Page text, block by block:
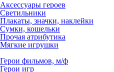
Аксессуары героев
Светильники
Плакаты, значки, наклейки
Сумки, кошельки
Прочая атрибутика
Мягкие игрушки
Герои фильмов, м/ф
Герои игр